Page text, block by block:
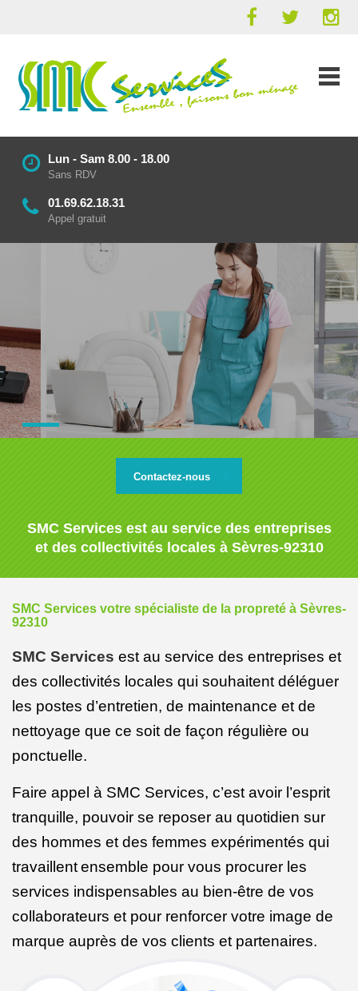
Lun - Sam 8.00 - 18.00
Sans RDV
01.69.62.18.31
Appel gratuit
Contactez-nous
SMC Services est au service des entreprises
et des collectivités locales à Sèvres-92310
SMC Services votre spécialiste de la propreté à Sèvres-
92310
SMC Services est au service des entreprises et
des collectivités locales qui souhaitent déléguer
les postes d’entretien, de maintenance et de
nettoyage que ce soit de façon régulière ou
ponctuelle.
Faire appel à SMC Services, c’est avoir l’esprit
tranquille, pouvoir se reposer au quotidien sur
des hommes et des femmes expérimentés qui
travaillentensemble pour vous procurer les
services indispensables au bien-être de vos
collaborateurs et pour renforcer votre image de
marque auprès de vos clients et partenaires.